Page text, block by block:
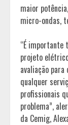
maior
micro-ondas,
“É importante
projeto
avaliação
qualquer
profissionais
problema”,
da Cemig,